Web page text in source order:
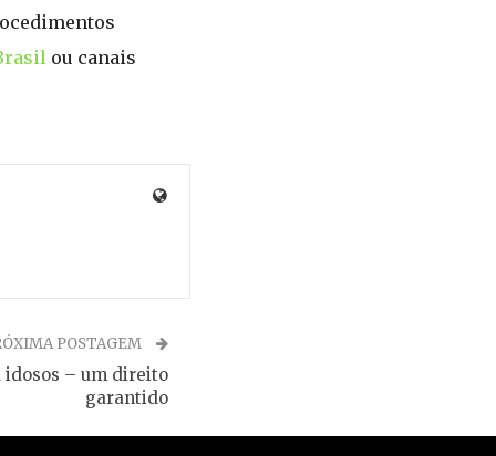
ou canais
POSTAGEM
– um direito
garantido